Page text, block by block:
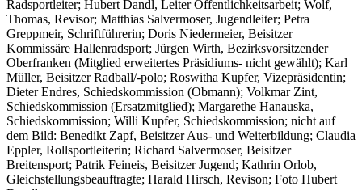
Radsportleiter; Hubert Dandl, Leiter Öffentlichkeitsarbeit; Wolf,
Thomas, Revisor; Matthias Salvermoser, Jugendleiter; Petra
Greppmeir, Schriftführerin; Doris Niedermeier, Beisitzer
Kommissäre Hallenradsport; Jürgen Wirth, Bezirksvorsitzender
Oberfranken (Mitglied erweitertes Präsidiums- nicht gewählt); Karl
Müller, Beisitzer Radball/-polo; Roswitha Kupfer, Vizepräsidentin;
Dieter Endres, Schiedskommission (Obmann); Volkmar Zint,
Schiedskommission (Ersatzmitglied); Margarethe Hanauska,
Schiedskommission; Willi Kupfer, Schiedskommission; nicht auf
dem Bild: Benedikt Zapf, Beisitzer Aus- und Weiterbildung; Claudia
Eppler, Rollsportleiterin; Richard Salvermoser, Beisitzer
Breitensport; Patrik Feineis, Beisitzer Jugend; Kathrin Orlob,
Gleichstellungsbeauftragte; Harald Hirsch, Revison; Foto Hubert